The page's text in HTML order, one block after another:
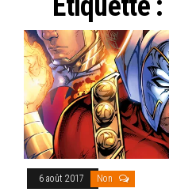
6 août 2017 Non